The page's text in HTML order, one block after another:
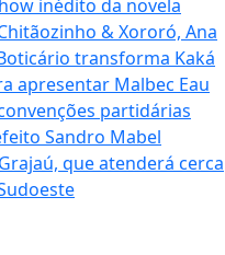
inédito da novela
& Xororó, Ana
transforma Kaká
apresentar Malbec Eau
partidárias
Sandro Mabel
que atenderá cerca